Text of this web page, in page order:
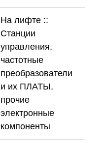
На лифте ::
Станции
управления,
частотные
преобразователи
и их ПЛАТЫ,
прочие
электронные
компоненты